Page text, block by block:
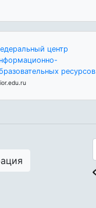
центр
ресурсов